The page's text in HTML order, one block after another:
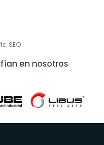
SEO
en nosotros